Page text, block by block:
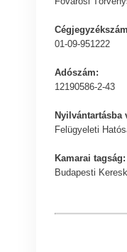
01-09-951222
Adószám:
12190586-2-43
Nyilvántartásba
Felügyeleti
Kamarai tagság:
Budapesti